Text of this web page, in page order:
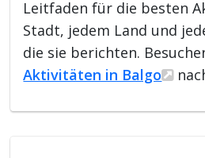
Leitfaden für die besten
Stadt, jedem Land und
die sie berichten.
Aktivitäten in Balgo